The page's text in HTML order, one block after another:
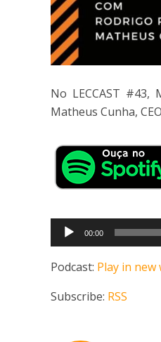
No LECCAST
Matheus Cunha,
Tocador
de
áudio
00:00
Podcast: Play in new
Subscribe: RSS